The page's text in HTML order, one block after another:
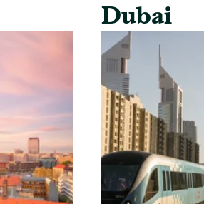
Dubai